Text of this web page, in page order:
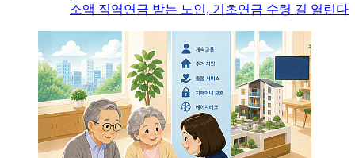
소액 직역연금 받는 노인, 기초연금 수령 길 열린다